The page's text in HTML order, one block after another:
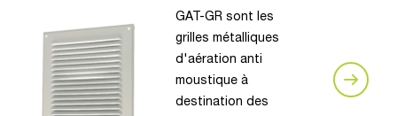
GAT-GR sont les
grilles métalliques
d'aération anti
moustique à
destination des